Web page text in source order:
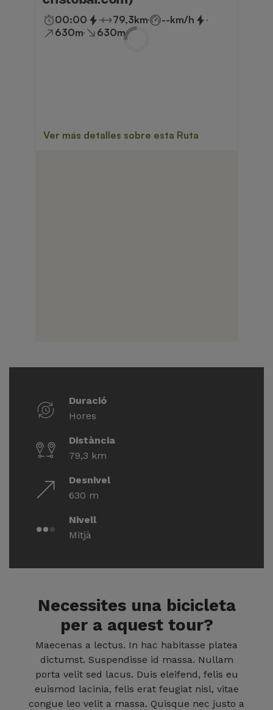
Duració
Hores
Distància
79,3 km
Desnivel
630 m
Nivell
Mitjà
Necessites una bicicleta
per a aquest tour?
Maecenas a lectus. In hac habitasse platea
dictumst. Suspendisse id massa. Nullam
porta velit sed lacus. Duis eleifend, felis eu
euismod lacinia, felis erat feugiat nisl, vitae
congue leo velit a massa. Quisque nec justo a